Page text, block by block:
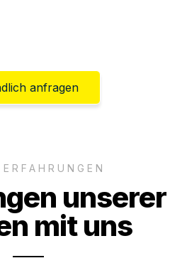
anfragen
unserer
mit uns